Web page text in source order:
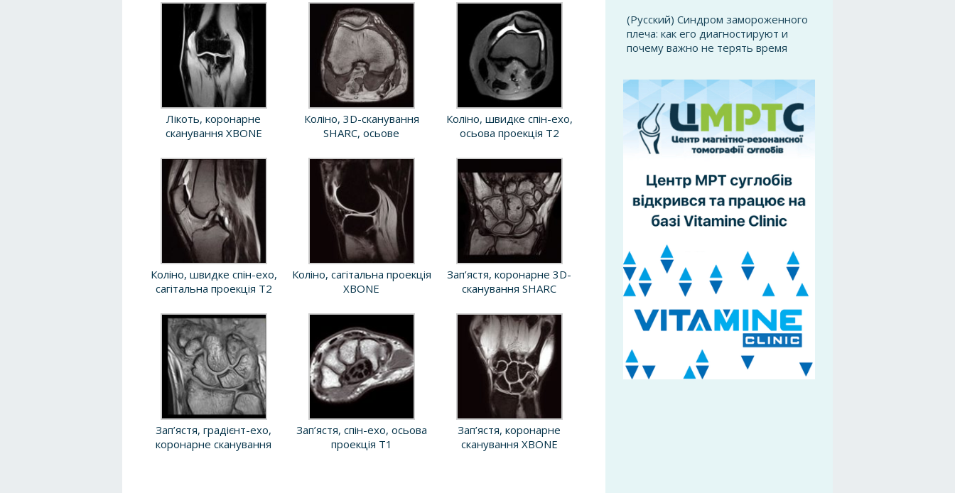
Лікоть, коронарне
сканування XBONE
Коліно, 3D-сканування
SHARC, осьове
Коліно, швидке спін-ехо,
осьова проекція T2
Коліно, швидке спін-ехо,
сагітальна проекція T2
Коліно, сагітальна проекція
XBONE
Зап’ястя, коронарне 3D-
сканування SHARC
Зап’ястя, градієнт-ехо,
коронарне сканування
Зап’ястя, спін-ехо, осьова
проекція Т1
Зап’ястя, коронарне
сканування XBONE
(Русский) Синдром замороженного
плеча: как его диагностируют и
почему важно не терять время